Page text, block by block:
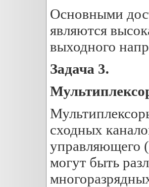
Основными
являются
выходного
Задача 3.
сходных
управляющего
могут быть